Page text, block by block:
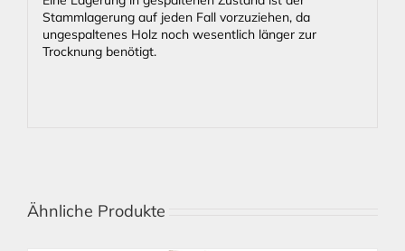
Stammlagerung auf jeden Fall vorzuziehen, da
ungespaltenes Holz noch wesentlich länger zur
Trocknung benötigt.
Ähnliche Produkte